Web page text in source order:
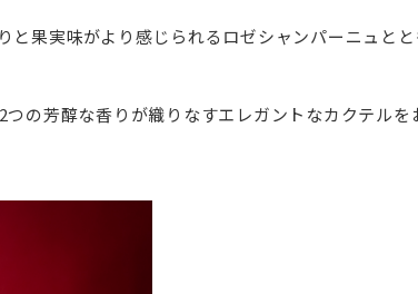
と果実味がより感じられるロゼシャンパーニュと
の芳醇な香りが織りなすエレガントなカクテル